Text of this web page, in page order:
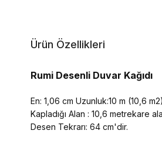
Ürün Özellikleri
Rumi Desenli Duvar Kağıdı
En: 1,06 cm Uzunluk:10 m (10,6 m2)
Kapladığı Alan : 10,6 metrekare
Desen Tekrarı: 64 cm'dir.